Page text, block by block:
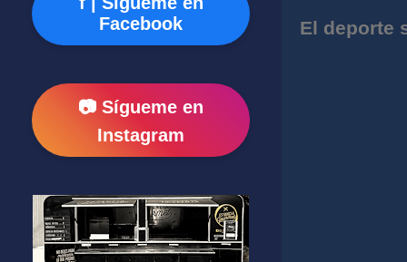
El deporte
Facebook
📷 Sígueme en
Instagram